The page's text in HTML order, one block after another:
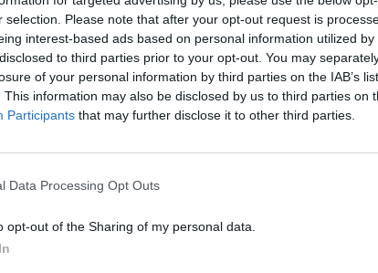
selection. Please note that after your opt-out request is
interest-based ads based on personal information utilized
to third parties prior to your opt-out. You may
of your personal information by third parties on the IAB’s
This information may also be disclosed by us to third parties on
Participants that may further disclose it to other third parties.
Data Processing Opt Outs
opt-out of the Sharing of my personal data.
először választás elé a továbbtanulásával kapcsolatban,
jó osztály- vagy iskolaközösségből, de kifejezetten
intézményekben ugyanis máshogy oszlik el a
szinten - de megtanultak már a gyerekek ötödikben.